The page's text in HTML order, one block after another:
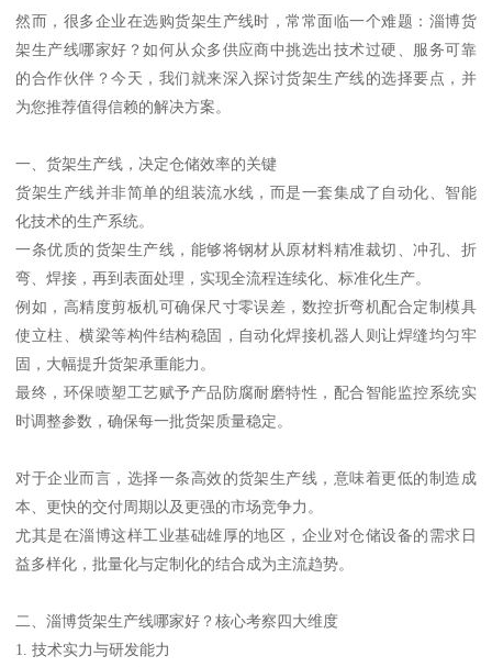
然而，很多企业在选购货架生产线时，常常面临一个难题：淄博货
架生产线哪家好？如何从众多供应商中挑选出技术过硬、服务可靠
的合作伙伴？今天，我们就来深入探讨货架生产线的选择要点，并
为您推荐值得信赖的解决方案。
一、货架生产线，决定仓储效率的关键
货架生产线并非简单的组装流水线，而是一套集成了自动化、智能
化技术的生产系统。
一条优质的货架生产线，能够将钢材从原材料精准裁切、冲孔、折
弯、焊接，再到表面处理，实现全流程连续化、标准化生产。
例如，高精度剪板机可确保尺寸零误差，数控折弯机配合定制模具
使立柱、横梁等构件结构稳固，自动化焊接机器人则让焊缝均匀牢
固，大幅提升货架承重能力。
最终，环保喷塑工艺赋予产品防腐耐磨特性，配合智能监控系统实
时调整参数，确保每一批货架质量稳定。
对于企业而言，选择一条高效的货架生产线，意味着更低的制造成
本、更快的交付周期以及更强的市场竞争力。
尤其是在淄博这样工业基础雄厚的地区，企业对仓储设备的需求日
益多样化，批量化与定制化的结合成为主流趋势。
二、淄博货架生产线哪家好？核心考察四大维度
1. 技术实力与研发能力